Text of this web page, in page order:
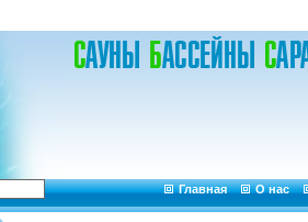
Главная О нас